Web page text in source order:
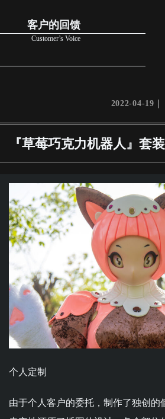
客户的回馈
Customer’s Voice
2022-04-19｜
『草莓巧克力机器人』套
个人定制
由于个人客户的委托，制作了独创的